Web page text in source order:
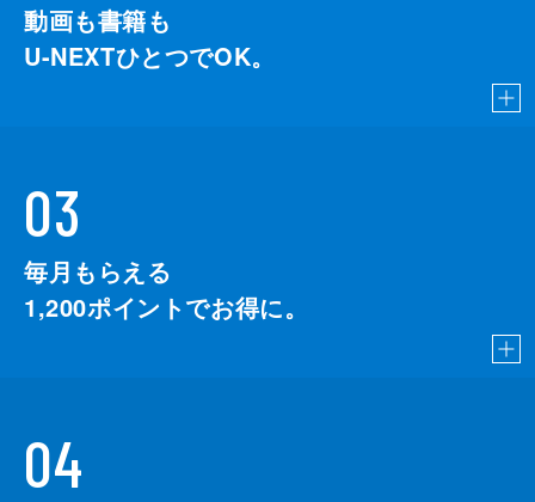
動画も書籍も
U-NEXTひとつでOK。
03
毎月もらえる
1,200ポイントでお得に。
04